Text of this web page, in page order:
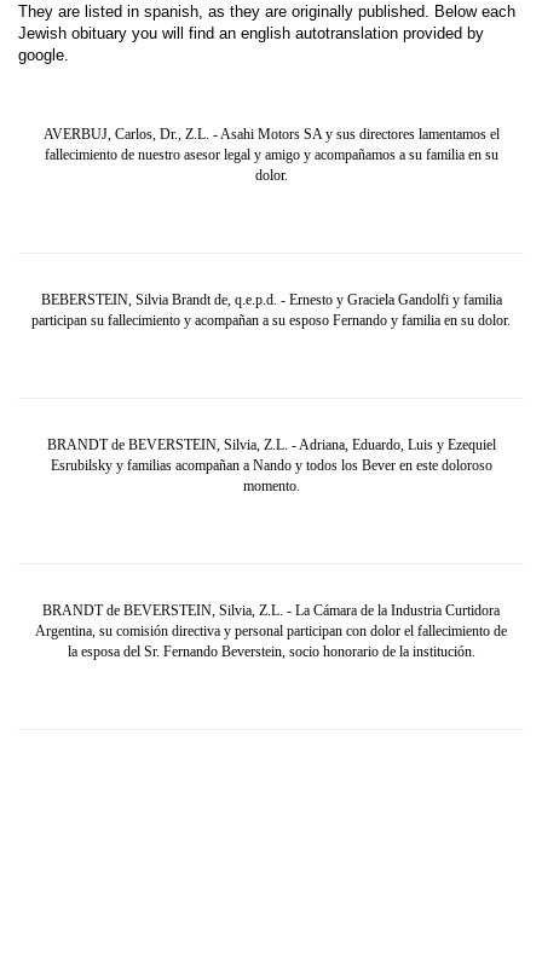
They are listed in spanish, as they are originally published. Below each
Jewish obituary you will find an english autotranslation provided by
google.
AVERBUJ, Carlos, Dr., Z.L. - Asahi Motors SA y sus directores lamentamos el
fallecimiento de nuestro asesor legal y amigo y acompañamos a su familia en su
dolor.
BEBERSTEIN, Silvia Brandt de, q.e.p.d. - Ernesto y Graciela Gandolfi y familia
participan su fallecimiento y acompañan a su esposo Fernando y familia en su dolor.
BRANDT de BEVERSTEIN, Silvia, Z.L. - Adriana, Eduardo, Luis y Ezequiel
Esrubilsky y familias acompañan a Nando y todos los Bever en este doloroso
momento.
BRANDT de BEVERSTEIN, Silvia, Z.L. - La Cámara de la Industria Curtidora
Argentina, su comisión directiva y personal participan con dolor el fallecimiento de
la esposa del Sr. Fernando Beverstein, socio honorario de la institución.